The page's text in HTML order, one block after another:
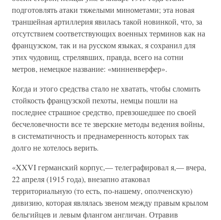
подготовлять атаки тяжелыми минометами; эта новая
траншейная артиллерия явилась такой новинкой, что, за
отсутствием соответствующих военных терминов как на
французском, так и на русском языках, я сохранил для
этих чудовищ, стрелявших, правда, всего на сотни
метров, немецкое название: «минненверфер».
Когда и этого средства стало не хватать, чтобы сломить
стойкость французской пехоты, немцы пошли на
последнее страшное средство, превзошедшее по своей
бесчеловечности все те зверские методы ведения войны,
в систематичность и преднамеренность которых так
долго не хотелось верить.
«XXVI германский корпус,— телеграфировал я,— вчера,
22 апреля (1915 года), внезапно атаковал
территориальную (то есть, по-нашему, ополченскую)
дивизию, которая являлась звеном между правым крылом
бельгийцев и левым флангом англичан. Отравив